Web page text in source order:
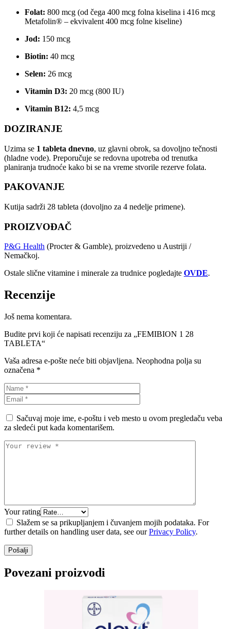
Folat: 800 mcg (od čega 400 mcg folna kiselina i 416 mcg
Metafolin® – ekvivalent 400 mcg folne kiseline)
Jod: 150 mcg
Biotin: 40 mcg
Selen: 26 mcg
Vitamin D3: 20 mcg (800 IU)
Vitamin B12: 4,5 mcg
DOZIRANJE
Uzima se 1 tableta dnevno, uz glavni obrok, sa dovoljno tečnosti
(hladne vode). Preporučuje se redovna upotreba od trenutka
planiranja trudnoće kako bi se na vreme stvorile rezerve folata.
PAKOVANJE
Kutija sadrži 28 tableta (dovoljno za 4 nedelje primene).
PROIZVOĐAČ
P&G Health (Procter & Gamble), proizvedeno u Austriji /
Nemačkoj.
Ostale slične vitamine i minerale za trudnice pogledajte OVDE.
Recenzije
Još nema komentara.
Budite prvi koji će napisati recenziju za „FEMIBION 1 28
TABLETA“
Vaša adresa e-pošte neće biti objavljena. Neophodna polja su
označena *
Sačuvaj moje ime, e-poštu i veb mesto u ovom pregledaču veba
za sledeći put kada komentarišem.
Your rating
Slažem se sa prikupljanjem i čuvanjem mojih podataka. For
further details on handling user data, see ourPrivacy Policy.
Povezani proizvodi